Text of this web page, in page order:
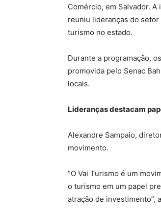
Comércio, em Salvador.
reuniu lideranças do
turismo no estado.
Durante a programação,
promovida pelo Senac
locais.
Lideranças destacam
Alexandre Sampaio,
movimento.
“O Vai Turismo é um
o turismo em um papel
atração de investimento”,